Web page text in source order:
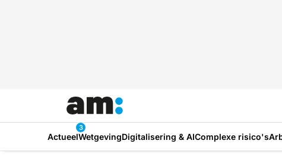
Actueel
3
WetgevingDigitalisering & AIComplexe risico's